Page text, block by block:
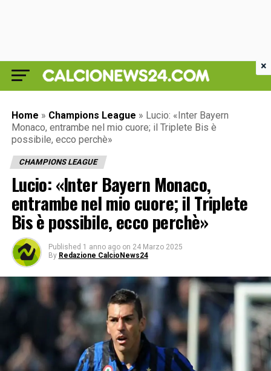
Home » Champions League » Lucio: «Inter Bayern
Monaco, entrambe nel mio cuore; il Triplete Bis è
possibile, ecco perchè»
CHAMPIONS LEAGUE
Lucio: «Inter Bayern Monaco,
entrambe nel mio cuore; il Triplete
Bis è possibile, ecco perchè»
Published 1 anno ago on 24 Marzo 2025
By Redazione CalcioNews24
×